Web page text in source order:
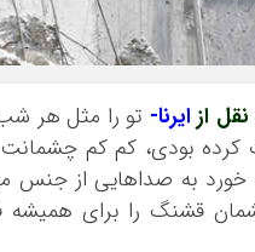
از ایرنا- تو را مثل هر شب
کرده بودی، کم کم
خورد به صداهایی از
قشنگ را برای